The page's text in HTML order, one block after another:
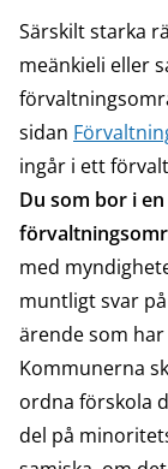
Särskilt starka
meänkieli eller
sidan
ingår i ett
Du som bor i
med
muntligt svar
ärende som
Kommunerna
ordna förskola
del på